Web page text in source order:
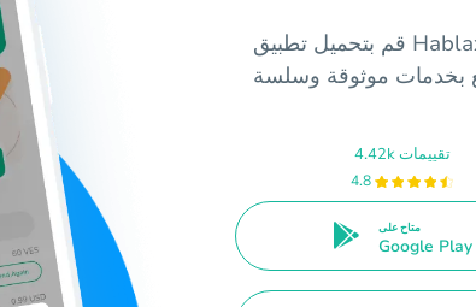
قم بتحميل تطبيق Hablax لتلبية جميع احتياجاتك من بطاقات الهدايا
4.42k تقييمات
4.8
متاح على
Google Play